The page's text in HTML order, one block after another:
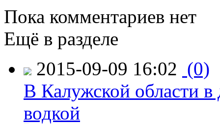
Пока комментариев нет
Ещё в разделе
2015-09-09 16:02 (0)
В Калужской области в
водкой